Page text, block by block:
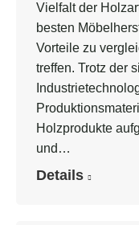
Vielfalt der
besten
Vorteile zu
treffen. Trotz der
Holzprodukte
und…
Details